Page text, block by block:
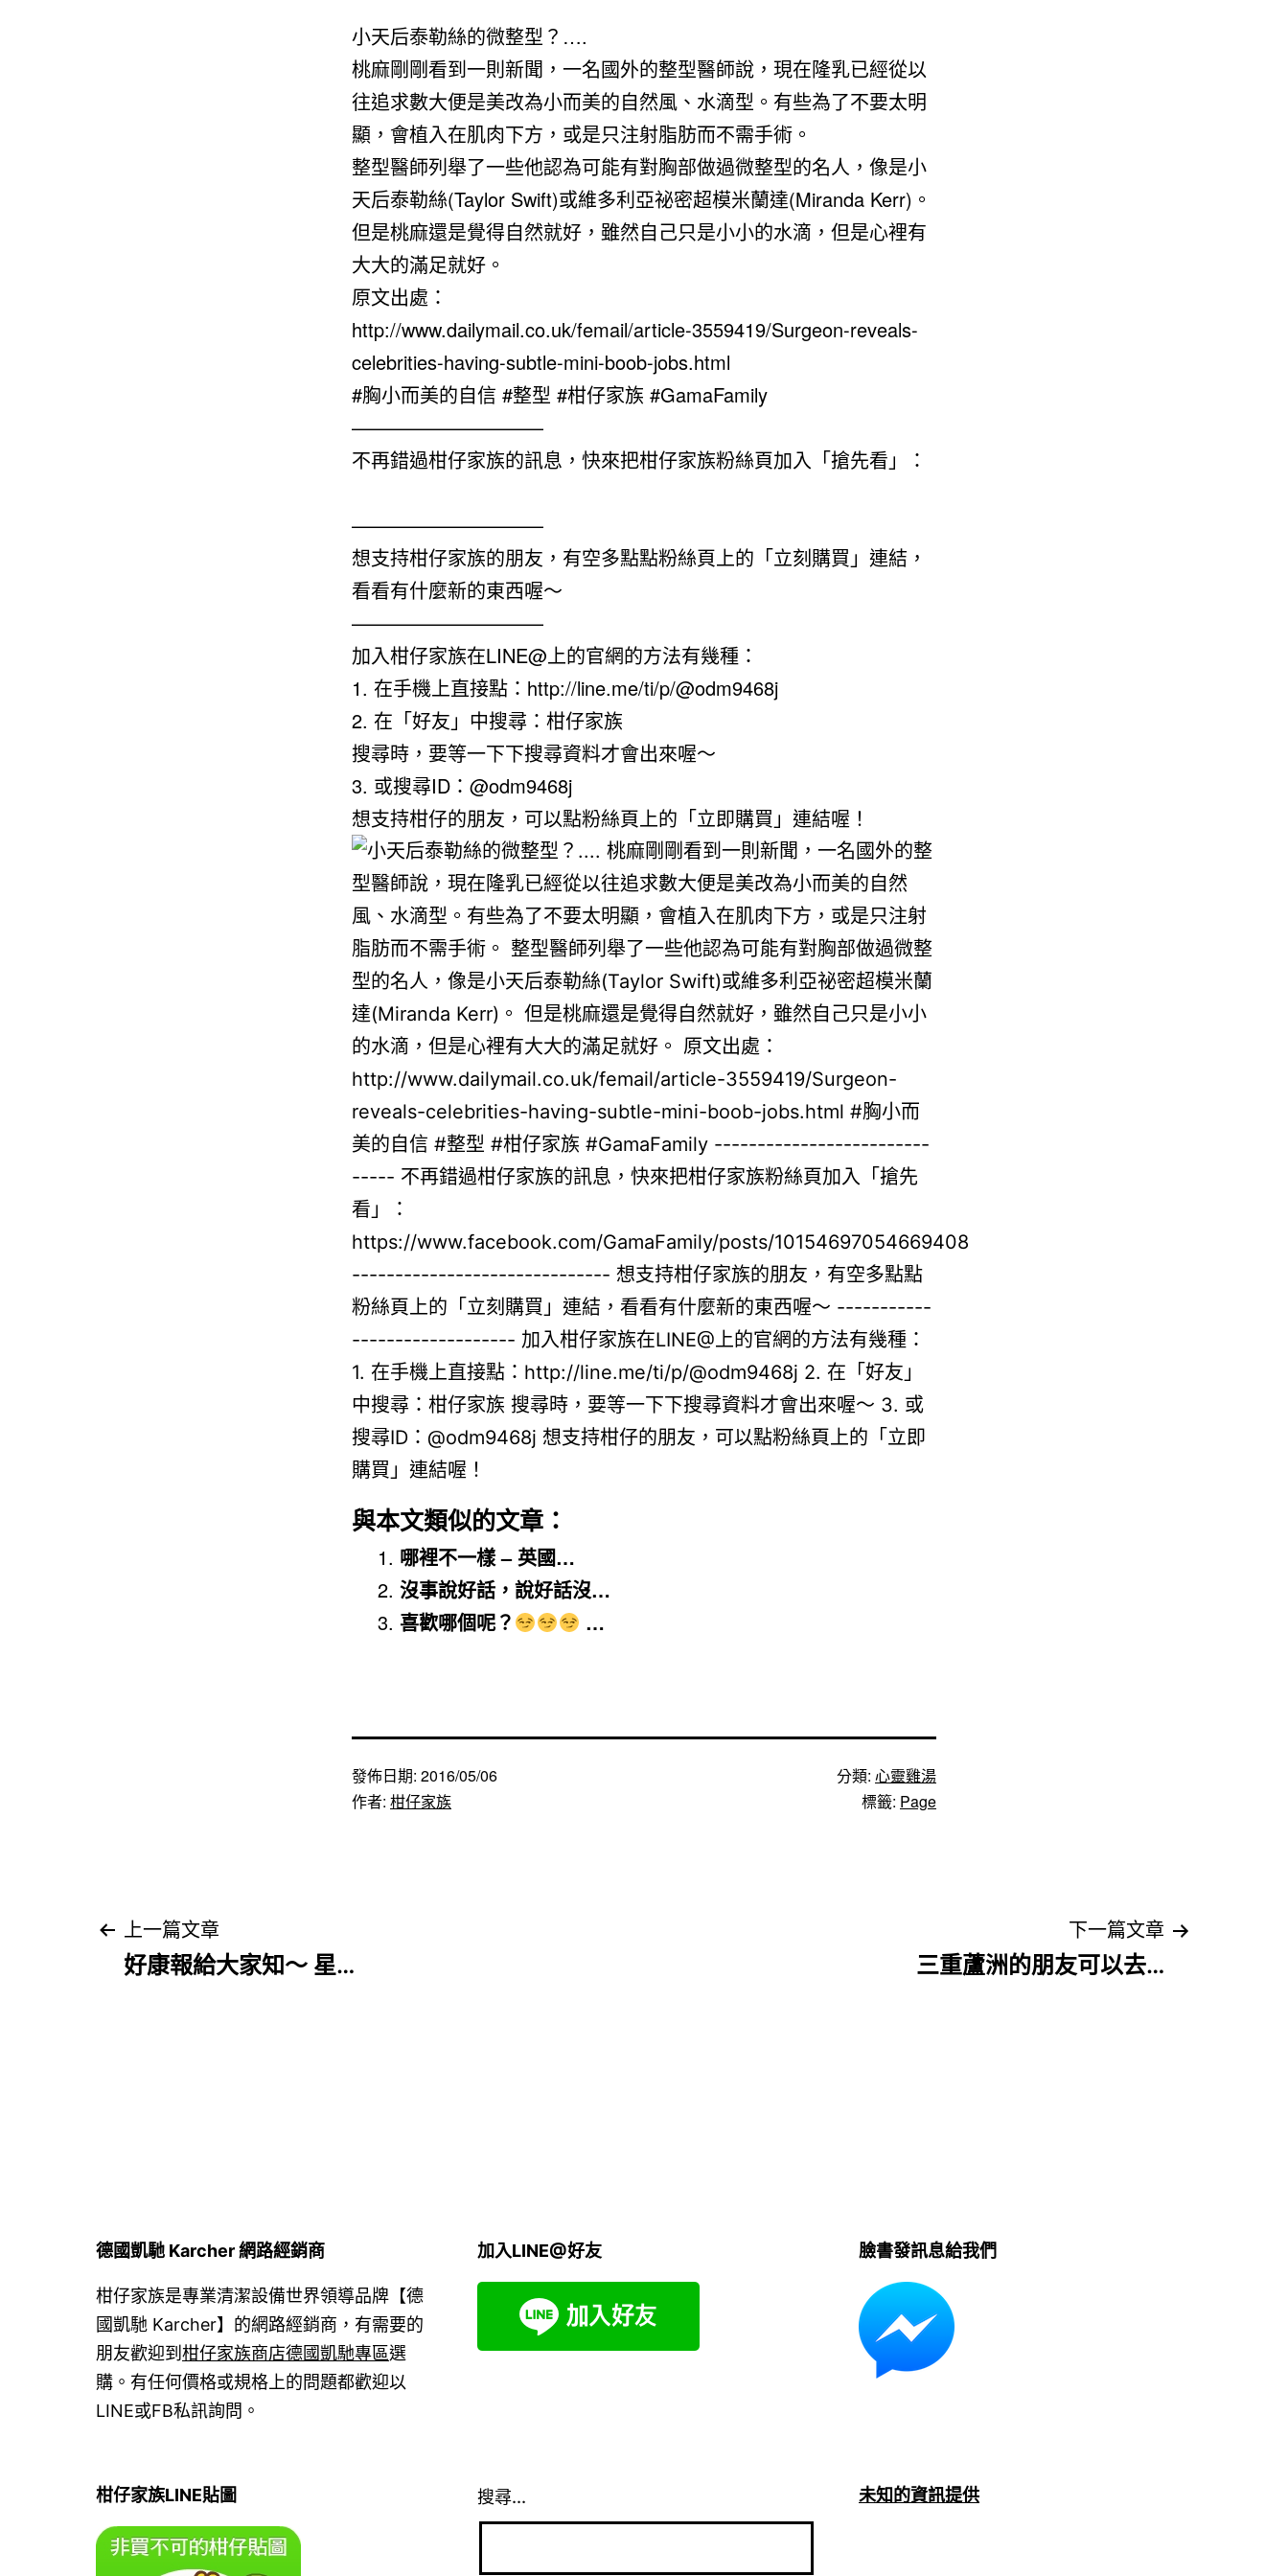
小天后泰勒絲的微整型？….
桃麻剛剛看到一則新聞，一名國外的整型醫師說，現在隆乳已經從以
往追求數大便是美改為小而美的自然風、水滴型。有些為了不要太明
顯，會植入在肌肉下方，或是只注射脂肪而不需手術。
整型醫師列舉了一些他認為可能有對胸部做過微整型的名人，像是小
天后泰勒絲(Taylor Swift)或維多利亞祕密超模米蘭達(Miranda Kerr)。
但是桃麻還是覺得自然就好，雖然自己只是小小的水滴，但是心裡有
大大的滿足就好。
原文出處：
http://www.dailymail.co.uk/femail/article-3559419/Surgeon-reveals-
celebrities-having-subtle-mini-boob-jobs.html
#胸小而美的自信 #整型 #柑仔家族 #GamaFamily
——————————
不再錯過柑仔家族的訊息，快來把柑仔家族粉絲頁加入「搶先看」：
——————————
想支持柑仔家族的朋友，有空多點點粉絲頁上的「立刻購買」連結，
看看有什麼新的東西喔～
——————————
加入柑仔家族在LINE@上的官網的方法有幾種：
1. 在手機上直接點：http://line.me/ti/p/@odm9468j
2. 在「好友」中搜尋：柑仔家族
搜尋時，要等一下下搜尋資料才會出來喔～
3. 或搜尋ID：@odm9468j
想支持柑仔的朋友，可以點粉絲頁上的「立即購買」連結喔！
與本文類似的文章：
哪裡不一樣 – 英國…
沒事說好話，說好話沒…
喜歡哪個呢？
…
發佈日期: 2016/05/06
作者: 柑仔家族
分類: 心靈雞湯
標籤: Page
文上一篇文章
好康報給大家知～ 星…
下一篇文章
三重蘆洲的朋友可以去…
德國凱馳 Karcher 網路經銷商
柑仔家族是專業清潔設備世界領導品牌【德
國凱馳 Karcher】的網路經銷商，有需要的
朋友歡迎到 柑仔家族商店德國凱馳專區選
購。有任何價格或規格上的問題都歡迎以
LINE或FB私訊詢問。
加入LINE@好友 臉書發訊息給我們
柑仔家族LINE貼圖 搜尋... 未知的資訊提供